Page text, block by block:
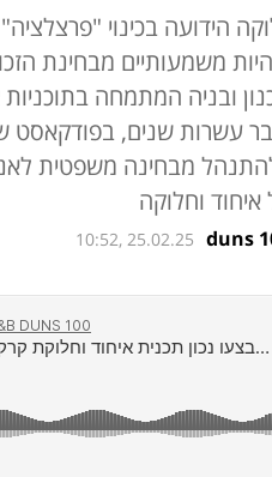
הידועה בכינוי
להיות משמעותיים מבחינת
ובניה המתמחה
עשרות שנים, בפודקאסט
מבחינה משפטית
וחלוקה
10:52, 25.02.25